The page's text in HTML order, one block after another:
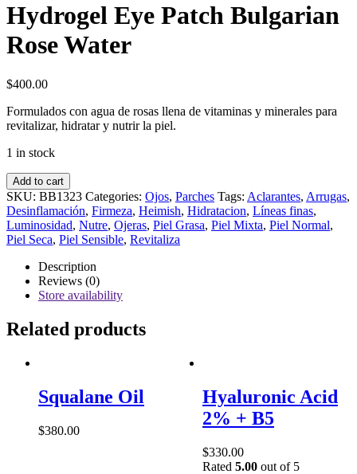
Hydrogel Eye Patch Bulgarian
Rose Water
$400.00
Formulados con agua de rosas llena de vitaminas y minerales para
revitalizar, hidratar y nutrir la piel.
1 in stock
Hydrogel
Eye
Patch
Bulgarian
Rose
quantity
Add to cart
SKU: BB1323 Categories: Ojos, Parches Tags: Aclarantes, Arrugas,
Desinflamación, Firmeza, Heimish, Hidratacion, Líneas finas,
Luminosidad, Nutre, Ojeras, Piel Grasa, Piel Mixta, Piel Normal,
Piel Seca, Piel Sensible, Revitaliza
Description
Reviews (0)
Store availability
Related products
Squalane Oil
$380.00
Hyaluronic Acid
2% + B5
$330.00
Rated 5.00 out of 5